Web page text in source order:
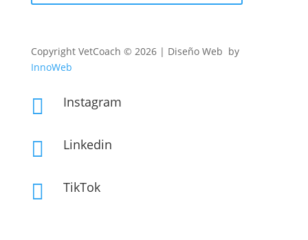
CopyrightVetCoach © 2026 | Diseño Web by
InnoWeb
 Instagram
 Linkedin
 TikTok